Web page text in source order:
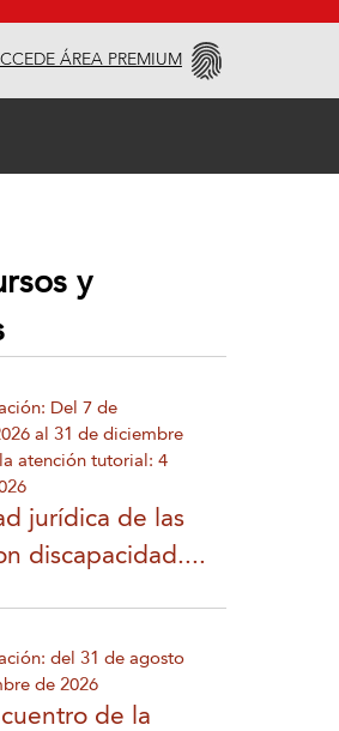
ÁREA PREMIUM
y
Del 7 de
al 31 de diciembre
atención tutorial: 4
jurídica de las
discapacidad....
del 31 de agosto
de 2026
de la